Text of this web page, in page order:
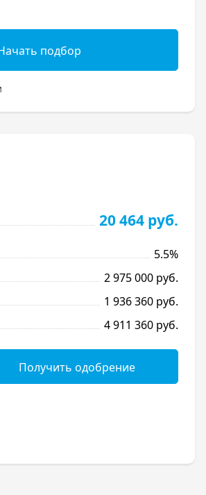
подбор
20 464 руб.
5.5%
2 975 000 руб.
1 936 360 руб.
4 911 360 руб.
Получить одобрение